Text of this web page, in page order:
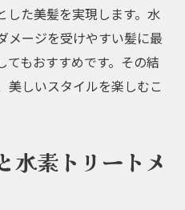
した美髪を実現します。水
メージを受けやすい髪に最
もおすすめです。その結
美しいスタイルを楽しむこ
水素トリートメ